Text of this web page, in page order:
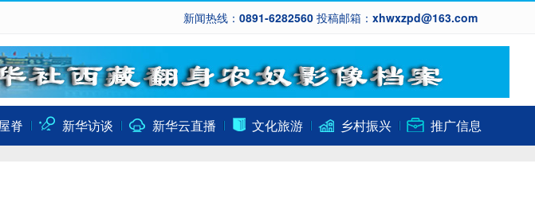
新闻热线：0891-6282560 投稿邮箱：xhwxzpd@163.com
脊 新华访谈 新华云直播 文化旅游 乡村振兴 推广信息